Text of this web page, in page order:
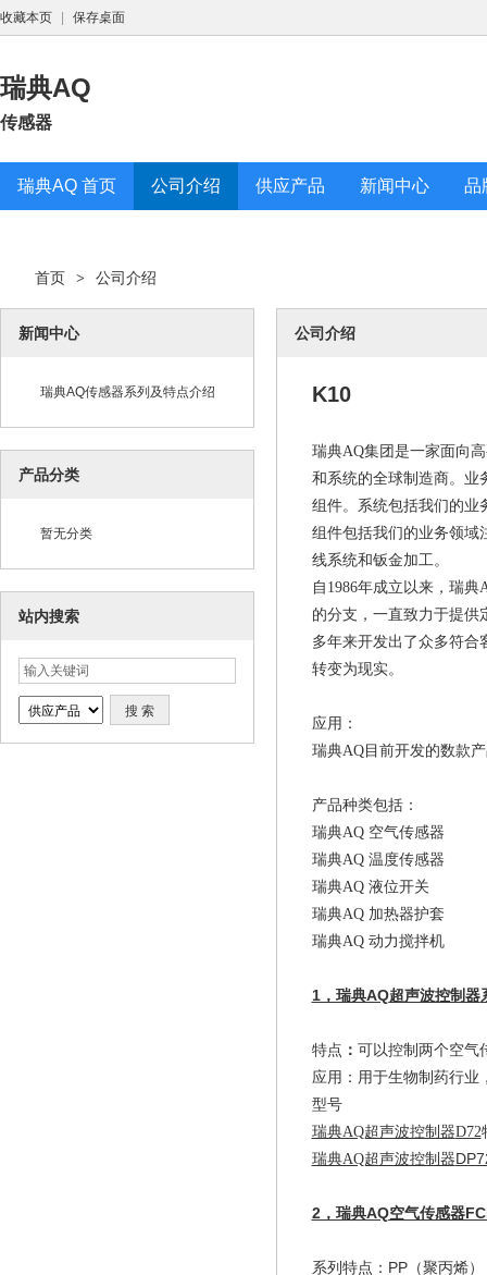
收藏本页 保存桌面
瑞典AQ
传感器
瑞典AQ 首页 公司介绍 供应产品 新闻中心 品
首页 > 公司介绍
新闻中心
瑞典AQ传感器系列及特点介绍
产品分类
暂无分类
站内搜索
公司介绍
K10
瑞典AQ集团是一家面向
和系统的全球制造商。业
组件。系统包括我们的业
组件包括我们的业务领域
线系统和钣金加工。
自1986年成立以来，瑞
的分支，一直致力于提供
多年来开发出了众多符合
转变为现实。
应用：
瑞典AQ目前开发的数款
产品种类包括：
瑞典AQ 空气传感器
瑞典AQ 温度传感器
瑞典AQ 液位开关
瑞典AQ 加热器护套
瑞典AQ 动力搅拌机
1，瑞典AQ超声波控制器
特点 ： 可以控制两个空气
应用：用于生物制药行业
型号
瑞典AQ超声波控制器D72
瑞典AQ超声波控制器
2，瑞典AQ空气传感器
系列特点：PP（聚丙烯）